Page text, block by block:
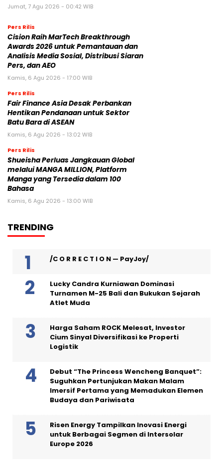
Jumat, 7 Agu 2026 - 00:42 WIB
Pers Rilis
Cision Raih MarTech Breakthrough
Awards 2026 untuk Pemantauan dan
Analisis Media Sosial, Distribusi Siaran
Pers, dan AEO
Kamis, 6 Agu 2026 - 17:00 WIB
Pers Rilis
Fair Finance Asia Desak Perbankan
Hentikan Pendanaan untuk Sektor
Batu Bara di ASEAN
Kamis, 6 Agu 2026 - 13:02 WIB
Pers Rilis
Shueisha Perluas Jangkauan Global
melalui MANGA MILLION, Platform
Manga yang Tersedia dalam 100
Bahasa
Kamis, 6 Agu 2026 - 13:00 WIB
TRENDING
/C O R R E C T I O N — PayJoy/
Lucky Candra Kurniawan Dominasi
Turnamen M-25 Bali dan Bukukan Sejarah
Atlet Muda
Harga Saham ROCK Melesat, Investor
Cium Sinyal Diversifikasi ke Properti
Logistik
Debut “The Princess Wencheng Banquet”:
Suguhkan Pertunjukan Makan Malam
Imersif Pertama yang Memadukan Elemen
Budaya dan Pariwisata
Risen Energy Tampilkan Inovasi Energi
untuk Berbagai Segmen di Intersolar
Europe 2026